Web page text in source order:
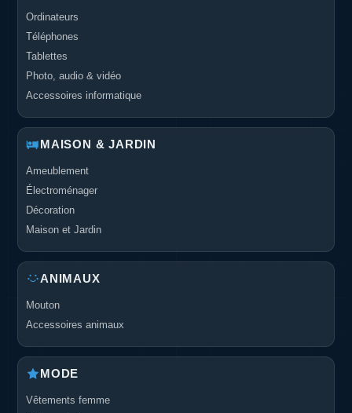
Ordinateurs
Téléphones
Tablettes
Photo, audio & vidéo
Accessoires informatique
MAISON & JARDIN
Ameublement
Électroménager
Décoration
Maison et Jardin
ANIMAUX
Mouton
Accessoires animaux
MODE
Vêtements femme